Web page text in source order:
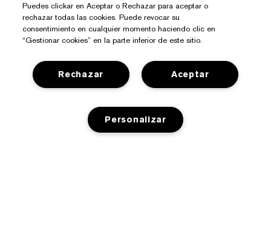
Sobre Estée Lauder
Puedes clickar en Aceptar o Rechazar para aceptar o
rechazar todas las cookies. Puede revocar su
consentimiento en cualquier momento haciendo clic en
“Gestionar cookies” en la parte inferior de este sitio.
Aceptar
Rechazar
Personalizar